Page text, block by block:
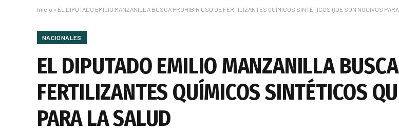
Inicio » EL DIPUTADO EMILIO MANZANILLA BUSCA PROHIBIR USO DE FERTILIZANTES QUÍMICOS SINTÉTICOS QUE SON NOCIVOS
NACIONALES
EL DIPUTADO EMILIO MANZANILLA
FERTILIZANTES QUÍMICOS SINTÉTICOS
PARA LA SALUD